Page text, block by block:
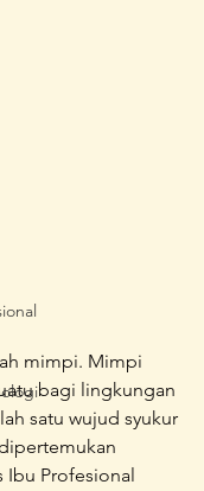
mimpi. Mimpi
bagi lingkungan
satu wujud syukur
Ibu Profesional